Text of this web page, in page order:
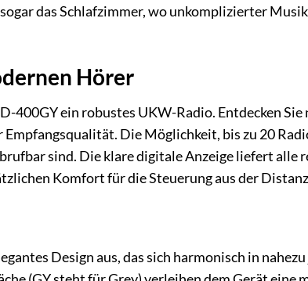
das Schlafzimmer, wo unkomplizierter
Hörer
400GY ein robustes UKW-Radio. Entdecken Sie
Die Möglichkeit, bis zu 20
sind. Die klare digitale Anzeige liefert alle
Komfort für die Steuerung aus der
Design aus, das sich harmonisch in